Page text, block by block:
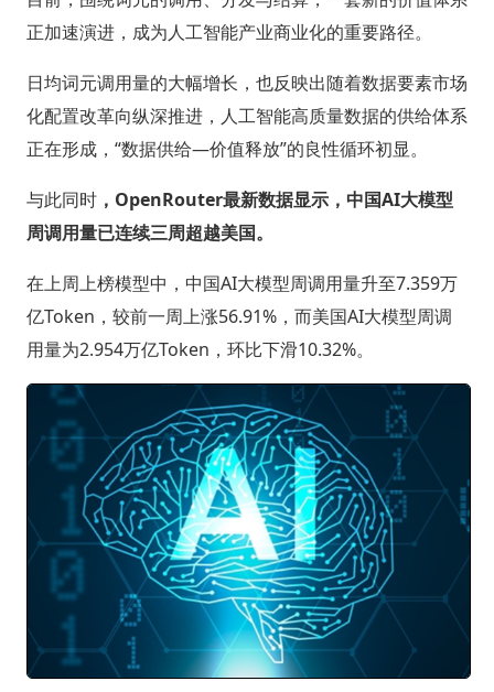
正加速演进，成为人工智能产业商业化的重要路径。
日均词元调用量的大幅增长，也反映出随着数据要素市场
化配置改革向纵深推进，人工智能高质量数据的供给体系
正在形成，“数据供给—价值释放”的良性循环初显。
与此同时，OpenRouter最新数据显示，中国AI大模型
周调用量已连续三周超越美国。
在上周上榜模型中，中国AI大模型周调用量升至7.359万
亿Token，较前一周上涨56.91%，而美国AI大模型周调
用量为2.954万亿Token，环比下滑10.32%。